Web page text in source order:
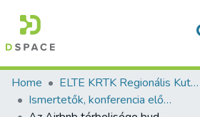
Communities &
Statistics
All of DSpace
Home
ELTE KRTK Regionális Kutatások Intézete
Ismertetők, konferencia előadás absztraktok - magyar nyelvű (RKI)